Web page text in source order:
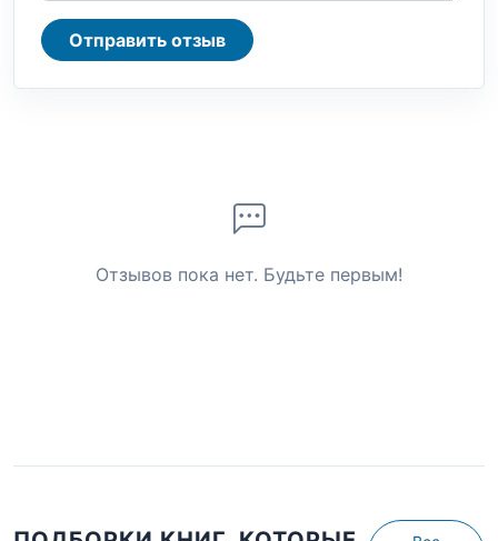
Отправить отзыв
Отзывов пока нет. Будьте первым!